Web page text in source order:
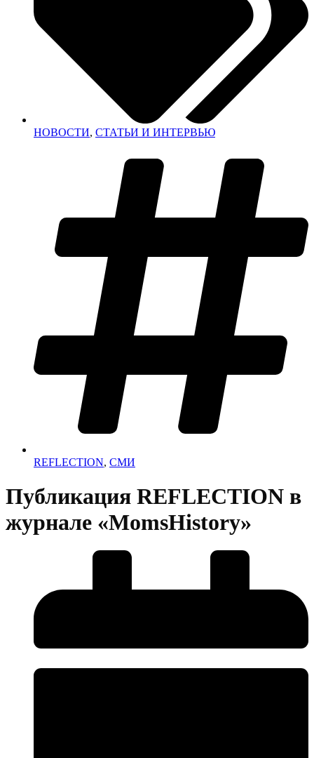
НОВОСТИ, СТАТЬИ И ИНТЕРВЬЮ
REFLECTION, СМИ
Публикация REFLECTION в
журнале «MomsHistory»